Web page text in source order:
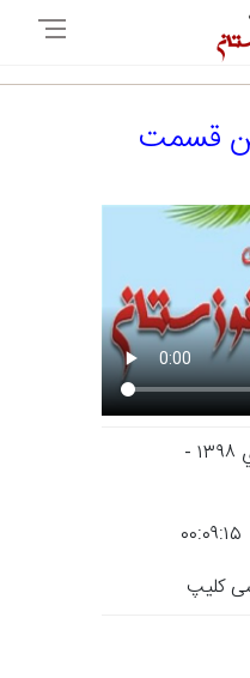
قسمت
يکشنبه ۱ دي ۱۳۹۸ -
کلیپ